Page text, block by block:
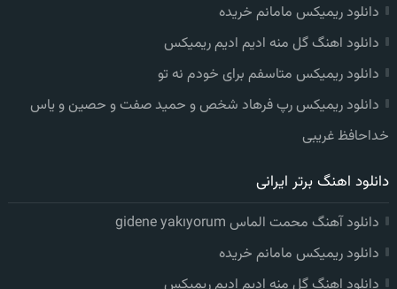
دانلود ریمیکس مامانم خریده
دانلود اهنگ گل منه ادیم ادیم ریمیکس
دانلود ریمیکس متاسفم برای خودم نه تو
دانلود ریمیکس رپ فرهاد شخص و حمید صفت و حصین و یاس
خداحافظ غریبی
دانلود اهنگ برتر ایرانی
دانلود آهنگ محمت الماس gidene yakıyorum
دانلود ریمیکس مامانم خریده